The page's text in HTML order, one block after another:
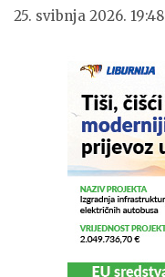
25. svibnja 2026. 19:48